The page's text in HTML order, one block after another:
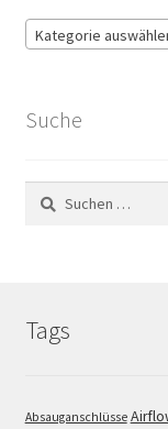
Kategorie
Suche
Suchen
nach:
Tags
Absauganschlüsse